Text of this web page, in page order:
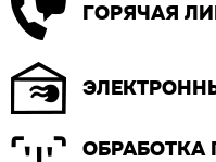
ГОРЯЧАЯ
ОБРАБОТКА